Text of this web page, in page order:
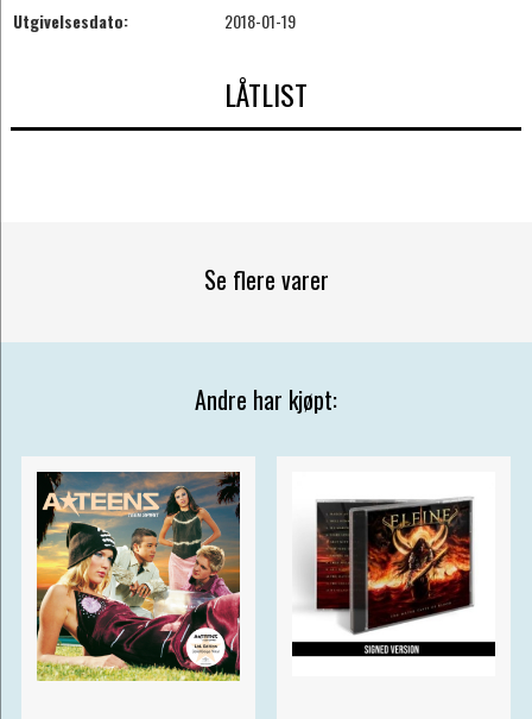
Utgivelsesdato:
2018-01-19
LÅTLIST
Se flere varer
Andre har kjøpt: